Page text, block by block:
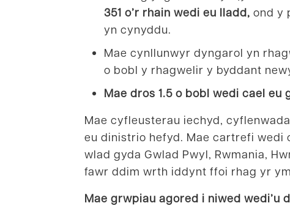
351 o’r rhain wedi eu lladd, ond y
yn cynyddu.
Mae cynllunwyr dyngarol yn
o bobl y rhagwelir y byddant
Mae dros 1.5 o bobl wedi cael eu
Mae cyfleusterau iechyd,
eu dinistrio hefyd. Mae cartrefi wedi
wlad gyda Gwlad Pwyl, Rwmania,
fawr ddim wrth iddynt ffoi rhag yr
Mae grwpiau agored i niwed wedi’u